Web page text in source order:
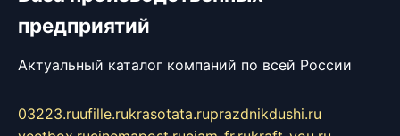
предприятий
Актуальный каталог компаний по всей России
03223.ruufille.rukrasotata.ruprazdnikdushi.ru